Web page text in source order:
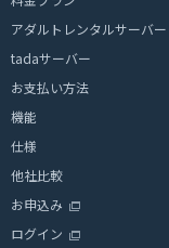
アダルトレンタルサーバー
tadaサーバー
お支払い方法
機能
仕様
他社比較
お申込み
ログイン